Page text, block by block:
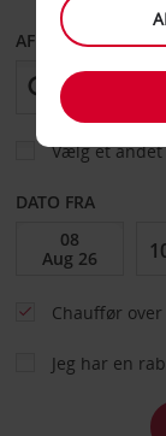
AFHENT FRA
Vælg et
DATO FRA
Chauffør over
Jeg har en